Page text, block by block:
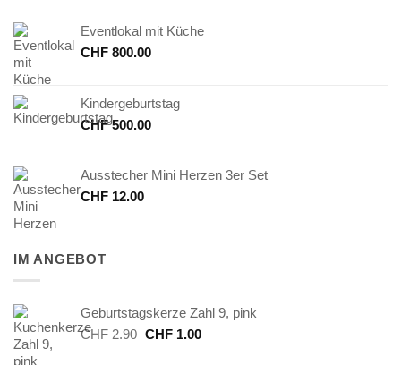
Eventlokal mit Küche
CHF 800.00
Kindergeburtstag
CHF500.00
Ausstecher Mini Herzen 3er Set
CHF 12.00
IM ANGEBOT
Geburtstagskerze Zahl 9, pink
CHF2.90 Ursprünglicher
CHF1.00Aktueller